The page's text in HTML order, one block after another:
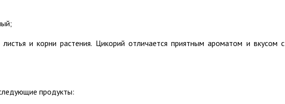
и корни растения. Цикорий отличается приятным ароматом и вкусом с
продукты: